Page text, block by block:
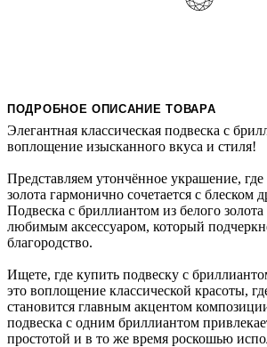
ПОДРОБНОЕ ОПИСАНИЕ ТОВАРА
Элегантная классическая подвеска с
воплощение изысканного вкуса и стиля!
Представляем утончённое украшение, где
золота гармонично сочетается с блеском
Подвеска с бриллиантом из белого
любимым аксессуаром, который
благородство.
Ищете, где купить подвеску с
это воплощение классической красоты,
становится главным акцентом
подвеска с одним бриллиантом
простотой и в то же время роскошью